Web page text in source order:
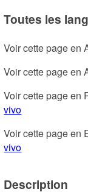
Toutes les
Voir cette page en
Voir cette page en
Voir cette page en
vivo
Voir cette page en
vivo
Description